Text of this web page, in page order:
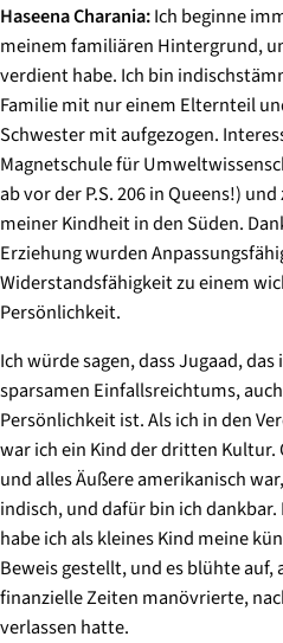
Haseena Charania:Ich beginne
meinem familiären Hintergrund,
verdient habe. Ich bin
Familie mit nur einem Elternteil
Schwester mit aufgezogen.
Magnetschule für
ab vor der P.S. 206 in Queens!)
meiner Kindheit in den Süden.
Erziehung wurden
Widerstandsfähigkeit zu einem
Persönlichkeit.
Ich würde sagen, dassJugaad, das
sparsamen Einfallsreichtums,
Persönlichkeit ist. Als ich in den
war ich ein Kind der dritten
und alles Äußere amerikanisch
indisch, und dafür bin ich
habe ich als kleines Kind meine
Beweis gestellt, und es blühte
finanzielle Zeiten manövrierte,
verlassen hatte.